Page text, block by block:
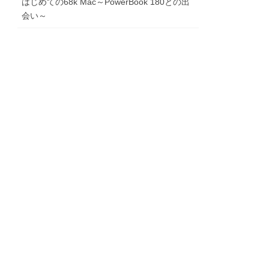
会い～